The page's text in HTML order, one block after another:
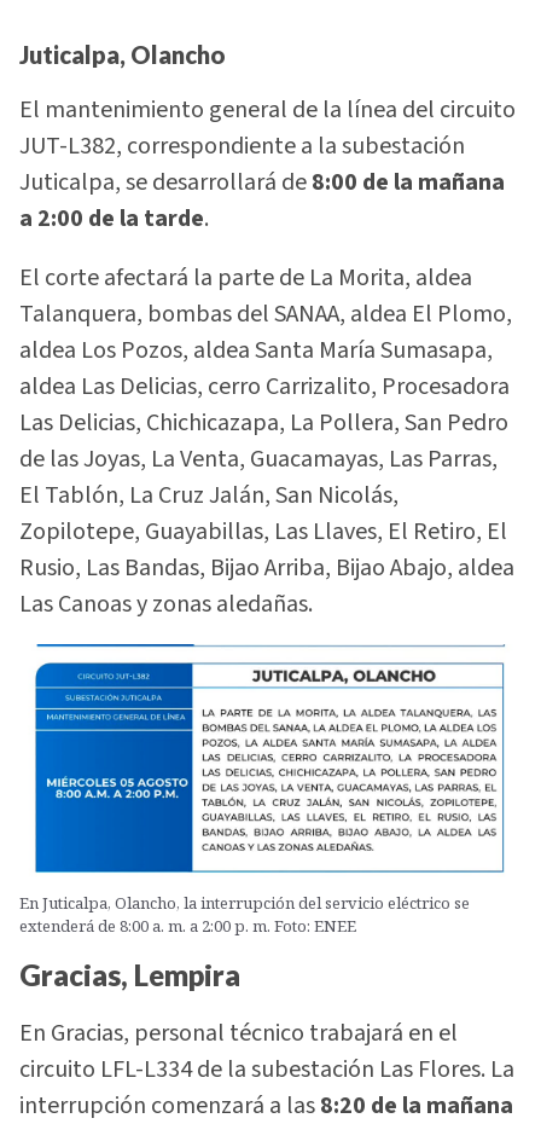
Juticalpa, Olancho
El mantenimiento general de la línea del circuito
JUT-L382, correspondiente a la subestación
Juticalpa, se desarrollará de8:00 de la mañana
a 2:00 de la tarde.
El corte afectará la parte de La Morita, aldea
Talanquera, bombas del SANAA, aldea El Plomo,
aldea Los Pozos, aldea Santa María Sumasapa,
aldea Las Delicias, cerro Carrizalito, Procesadora
Las Delicias, Chichicazapa, La Pollera, San Pedro
de las Joyas, La Venta, Guacamayas, Las Parras,
El Tablón, La Cruz Jalán, San Nicolás,
Zopilotepe, Guayabillas, Las Llaves, El Retiro, El
Rusio, Las Bandas, Bijao Arriba, Bijao Abajo, aldea
Las Canoas y zonas aledañas.
En Juticalpa, Olancho, la interrupción del servicio eléctrico se
extenderá de 8:00 a. m. a 2:00 p. m. Foto: ENEE
Gracias, Lempira
En Gracias, personal técnico trabajará en el
circuito LFL-L334 de la subestación Las Flores. La
interrupción comenzará a las8:20 de la mañana